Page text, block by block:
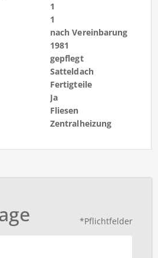
1
1
nach Vereinbarung
1981
gepflegt
Satteldach
Fertigteile
Ja
Fliesen
Zentralheizung
*Pflichtfelder